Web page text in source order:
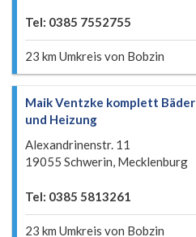
Tel: 0385 7552755
23 km Umkreis von Bobzin
Maik Ventzke komplett Bäder
und Heizung
Alexandrinenstr. 11
19055 Schwerin, Mecklenburg
Tel: 0385 5813261
23 km Umkreis von Bobzin